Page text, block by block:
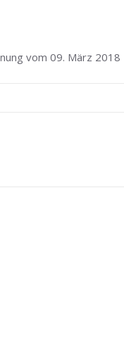
vom 09. März 2018